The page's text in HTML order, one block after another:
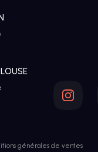
générales de ventes